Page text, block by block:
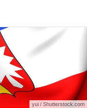
yui / Shutterstock.com